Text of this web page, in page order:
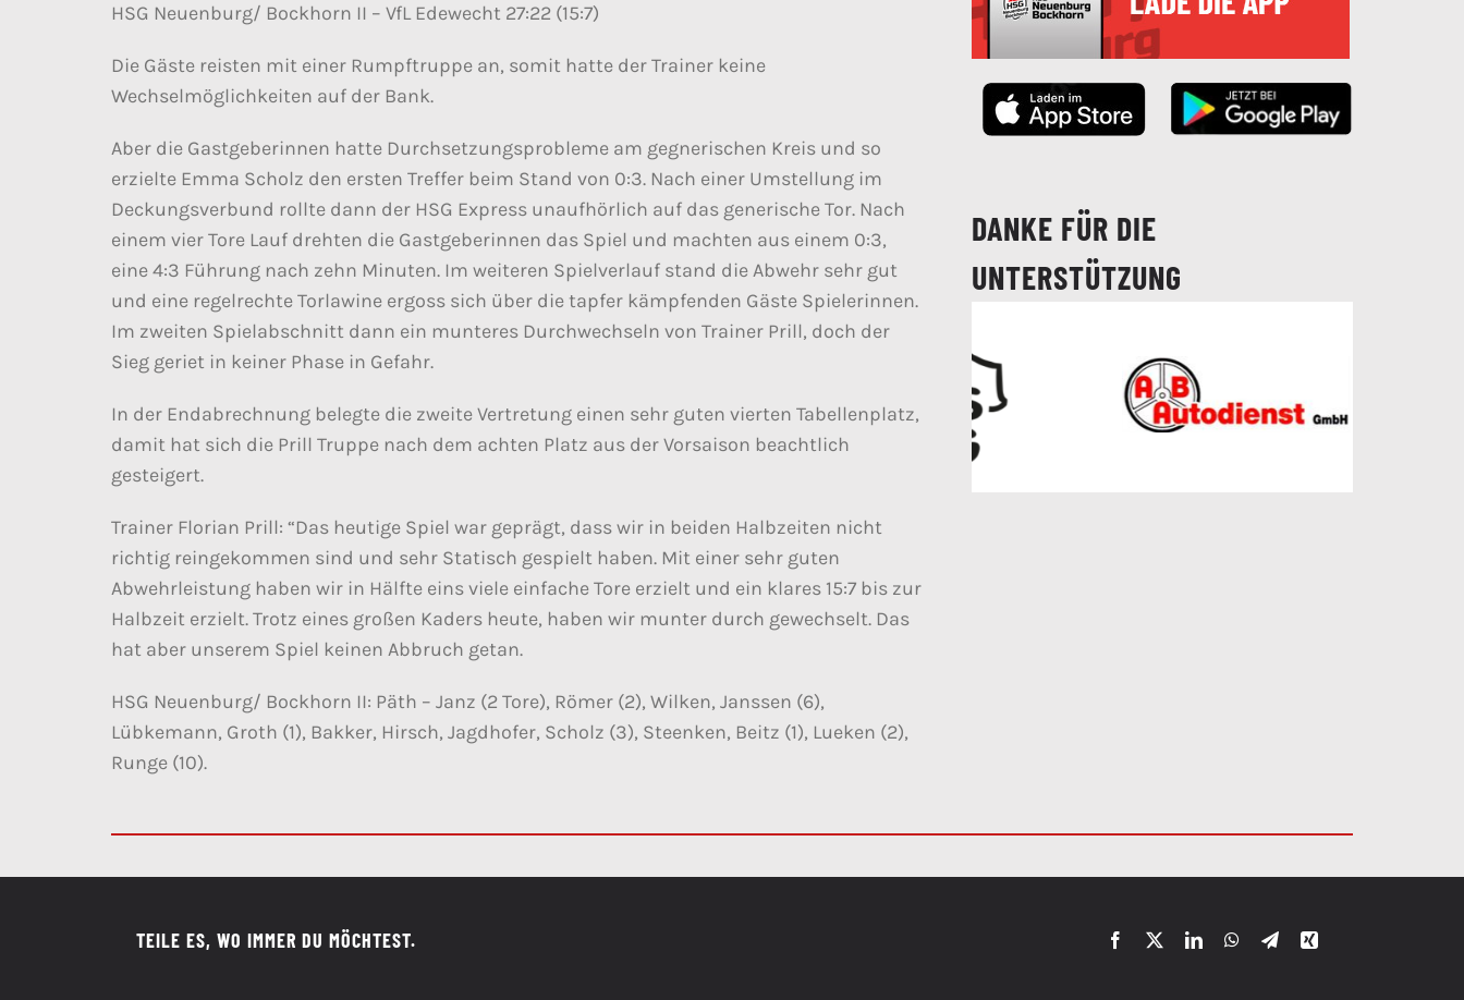
HSG Neuenburg/ Bockhorn II – VfL Edewecht 27:22 (15:7)
Die Gäste reisten mit einer Rumpftruppe an, somit hatte der Trainer keine
Wechselmöglichkeiten auf der Bank.
Aber die Gastgeberinnen hatte Durchsetzungsprobleme am gegnerischen Kreis und so
erzielte Emma Scholz den ersten Treffer beim Stand von 0:3. Nach einer Umstellung im
Deckungsverbund rollte dann der HSG Express unaufhörlich auf das generische Tor. Nach
einem vier Tore Lauf drehten die Gastgeberinnen das Spiel und machten aus einem 0:3,
eine 4:3 Führung nach zehn Minuten. Im weiteren Spielverlauf stand die Abwehr sehr gut
und eine regelrechte Torlawine ergoss sich über die tapfer kämpfenden Gäste Spielerinnen.
Im zweiten Spielabschnitt dann ein munteres Durchwechseln von Trainer Prill, doch der
Sieg geriet in keiner Phase in Gefahr.
In der Endabrechnung belegte die zweite Vertretung einen sehr guten vierten Tabellenplatz,
damit hat sich die Prill Truppe nach dem achten Platz aus der Vorsaison beachtlich
gesteigert.
Trainer Florian Prill: “Das heutige Spiel war geprägt, dass wir in beiden Halbzeiten nicht
richtig reingekommen sind und sehr Statisch gespielt haben. Mit einer sehr guten
Abwehrleistung haben wir in Hälfte eins viele einfache Tore erzielt und ein klares 15:7 bis zur
Halbzeit erzielt. Trotz eines großen Kaders heute, haben wir munter durch gewechselt. Das
hat aber unserem Spiel keinen Abbruch getan.
HSG Neuenburg/ Bockhorn II: Päth – Janz (2 Tore), Römer (2), Wilken, Janssen (6),
Lübkemann, Groth (1), Bakker, Hirsch, Jagdhofer, Scholz (3), Steenken, Beitz (1), Lueken (2),
Runge (10).
DANKE FÜR DIE
UNTERSTÜTZUNG
TEILE ES, WO IMMER DU MÖCHTEST.